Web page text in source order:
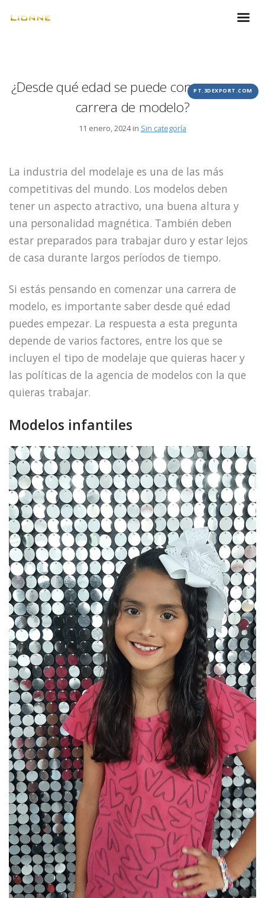
¿Desde qué edad se puede comenzar una
carrera de modelo?
11 enero, 2024 in Sin categoría
La industria del modelaje es una de las más
competitivas del mundo. Los modelos deben
tener un aspecto atractivo, una buena altura y
una personalidad magnética. También deben
estar preparados para trabajar duro y estar lejos
de casa durante largos períodos de tiempo.
Si estás pensando en comenzar una carrera de
modelo, es importante saber desde qué edad
puedes empezar. La respuesta a esta pregunta
depende de varios factores, entre los que se
incluyen el tipo de modelaje que quieras hacer y
las políticas de la agencia de modelos con la que
quieras trabajar.
Modelos infantiles
PT.3DEXPORT.COM